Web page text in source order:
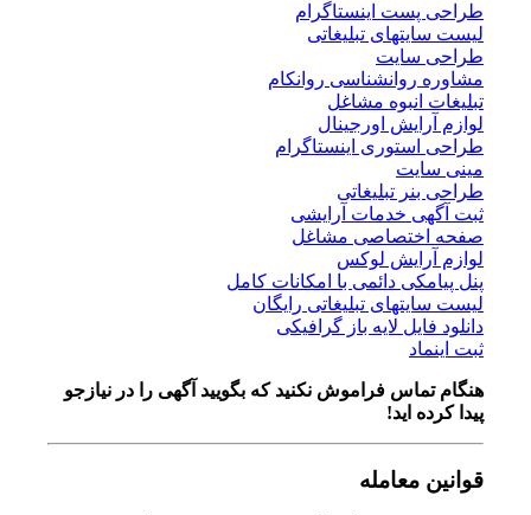
طراحی پست اینستاگرام
لیست سایتهای تبلیغاتی
طراحی سایت
مشاوره روانشناسی روانکام
تبلیغات انبوه مشاغل
لوازم آرایش اورجینال
طراحی استوری اینستاگرام
مینی سایت
طراحی بنر تبلیغاتی
ثبت آگهی خدمات آرایشی
صفحه اختصاصی مشاغل
لوازم آرایش لوکس
پنل پیامکی دائمی با امکانات کامل
لیست سایتهای تبلیغاتی رایگان
دانلود فایل لایه باز گرافیکی
ثبت اینماد
هنگام تماس فراموش نکنید که بگویید آگهی را در نیازجو
پیدا کرده اید!
قوانین معامله